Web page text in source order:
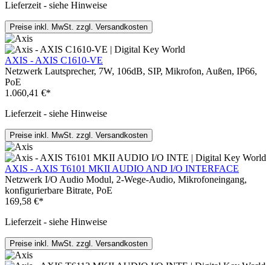
Lieferzeit - siehe Hinweise
Preise inkl. MwSt. zzgl. Versandkosten
AXIS - AXIS C1610-VE
Netzwerk Lautsprecher, 7W, 106dB, SIP, Mikrofon, Außen, IP66,
PoE
1.060,41 €*
Lieferzeit - siehe Hinweise
Preise inkl. MwSt. zzgl. Versandkosten
AXIS - AXIS T6101 MKII AUDIO AND I/O INTERFACE
Netzwerk I/O Audio Modul, 2-Wege-Audio, Mikrofoneingang,
konfigurierbare Bitrate, PoE
169,58 €*
Lieferzeit - siehe Hinweise
Preise inkl. MwSt. zzgl. Versandkosten